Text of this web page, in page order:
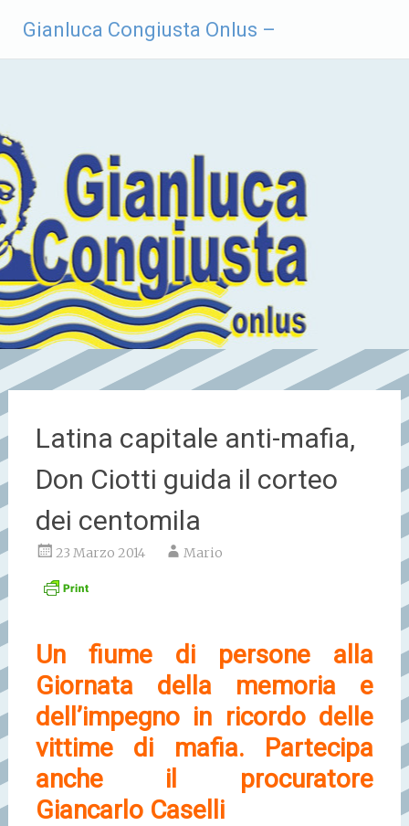
contenuto
Gianluca Congiusta Onlus –
Latina capitale anti-mafia,
Don Ciotti guida il corteo
dei centomila
23 Marzo 2014 Mario
Un fiume di persone alla
Giornata della memoria e
dell’impegno in ricordo delle
vittime di mafia. Partecipa
anche il procuratore
Giancarlo Caselli